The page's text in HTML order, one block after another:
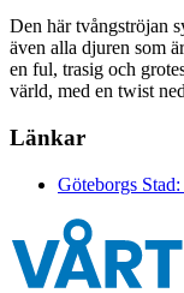
Den här tvångströjan
även alla djuren som
en ful, trasig och
värld, med en twist
Länkar
Göteborgs